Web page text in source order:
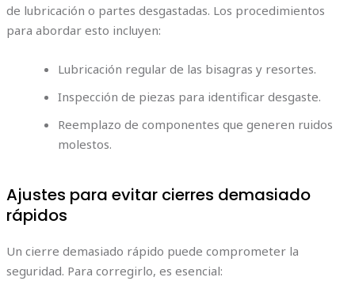
de lubricación o partes desgastadas. Los procedimientos
para abordar esto incluyen:
Lubricación regular de las bisagras y resortes.
Inspección de piezas para identificar desgaste.
Reemplazo de componentes que generen ruidos
molestos.
Ajustes para evitar cierres demasiado
rápidos
Un cierre demasiado rápido puede comprometer la
seguridad. Para corregirlo, es esencial: